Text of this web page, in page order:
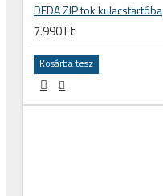
DEDA ZIP tok kulacstartóba
7.990 Ft
Kosárba tesz